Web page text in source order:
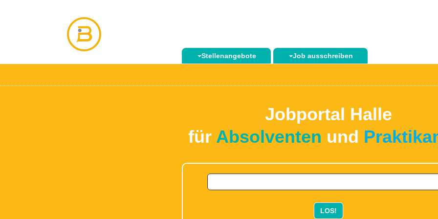
Stellenangebote Job ausschreiben
Jobportal Halle
für Absolventen und
LOS!